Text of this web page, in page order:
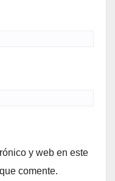
y web en este
comente.